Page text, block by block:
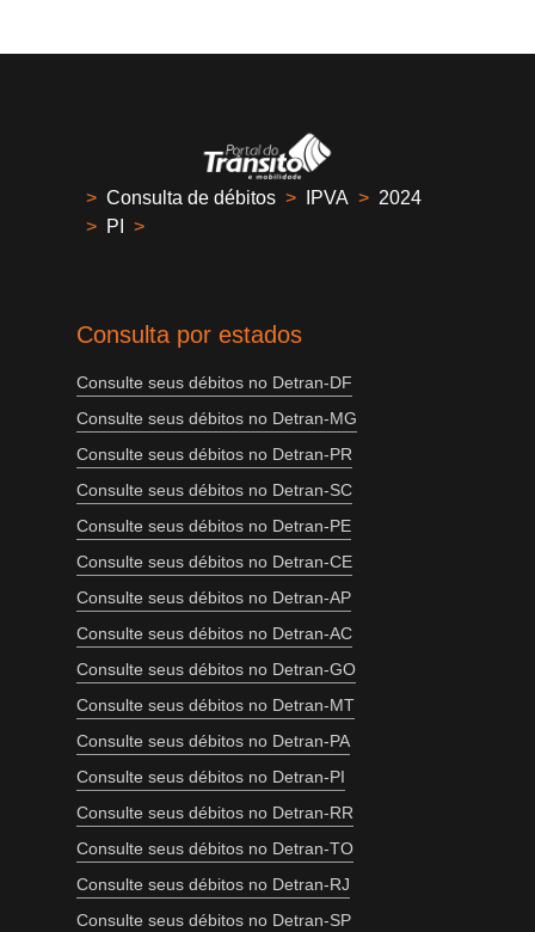
> Consulta de débitos > IPVA > 2024
> PI >
Consulta por estados
Consulte seus débitos no Detran-DF
Consulte seus débitos no Detran-MG
Consulte seus débitos no Detran-PR
Consulte seus débitos no Detran-SC
Consulte seus débitos no Detran-PE
Consulte seus débitos no Detran-CE
Consulte seus débitos no Detran-AP
Consulte seus débitos no Detran-AC
Consulte seus débitos no Detran-GO
Consulte seus débitos no Detran-MT
Consulte seus débitos no Detran-PA
Consulte seus débitos no Detran-PI
Consulte seus débitos no Detran-RR
Consulte seus débitos no Detran-TO
Consulte seus débitos no Detran-RJ
Consulte seus débitos no Detran-SP